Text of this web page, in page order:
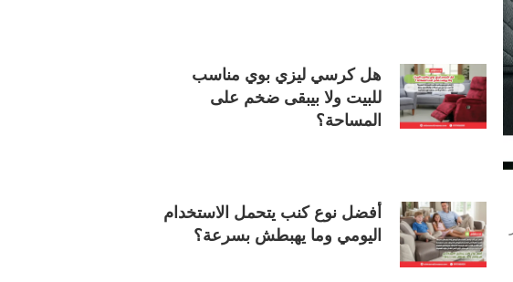
هل كرسي ليزي بوي مناسب
للبيت ولا بيبقى ضخم على
المساحة؟
أفضل نوع كنب يتحمل الاستخدام
اليومي وما يهبطش بسرعة؟